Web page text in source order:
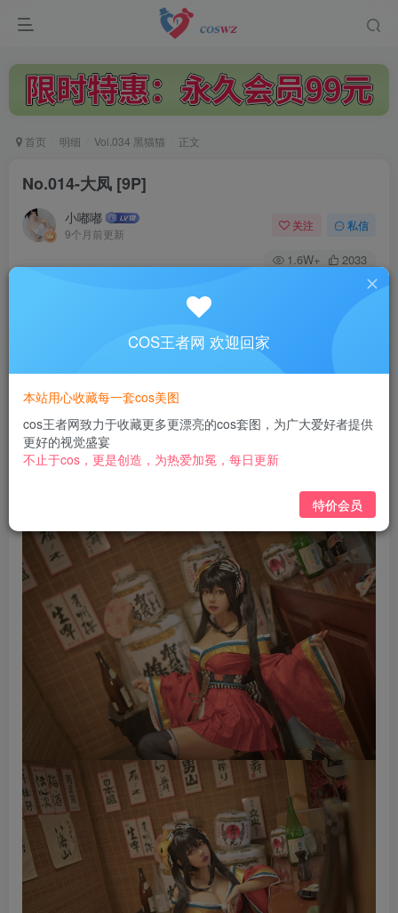
首页 明细 Vol.034 黑猫猫 正文
No.014-大凤 [9P]
小嘟嘟
9个月前更新
关注 私信
1.6W+ 2033
此内容为付费阅读，请付费后查看
3
黄金会员免费 钻石会员 免费
立即购买
COS王者网 欢迎回家
本站用心收藏每一套cos美图
cos王者网致力于收藏更多更漂亮的cos套图，为广大爱好者提供
更好的视觉盛宴
不止于cos，更是创造，为热爱加冕，每日更新
特价会员